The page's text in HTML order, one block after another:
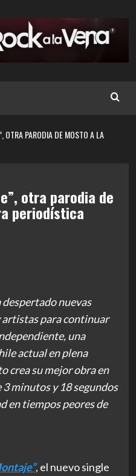
OTRA PARODIA DE MOSTO A LA
otra parodia de
periodística
nuevas
artistas para continuar
una
actual en plena
crea su mejor obra en
minutos y 18 segundos
en tiempos peores de
, el nuevo single